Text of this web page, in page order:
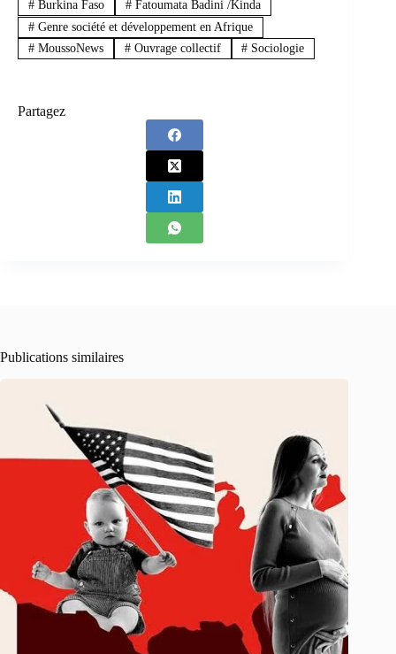
#Burkina Faso #Fatoumata Badini /Kinda
#Genre société et développement en Afrique
#MoussoNews #Ouvrage collectif # Sociologie
Partagez
Publications similaires